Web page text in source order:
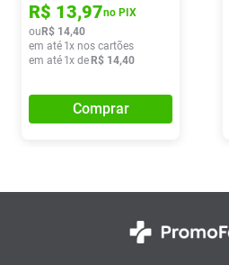
R$ 13,97no PIX
ou R$ 14,40
em até 1x nos cartões
em até 1x de R$ 14,40
Comprar